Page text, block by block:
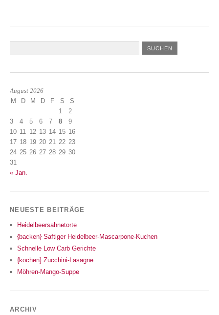
August 2026
M D M D F S
S
1
2
3
4 5 6 7 8
9
10 11 12 13 14 15 16
17 18 19 20 21 22 23
24 25 26 27 28 29 30
31
« Jan.
NEUESTE BEITRÄGE
Heidelbeersahnetorte
{backen} Saftiger Heidelbeer-Mascarpone-Kuchen
Schnelle Low Carb Gerichte
{kochen} Zucchini-Lasagne
Möhren-Mango-Suppe
ARCHIV